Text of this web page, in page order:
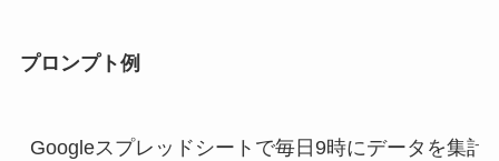
プロンプト例
Googleスプレッドシートで毎日9時にデータを集